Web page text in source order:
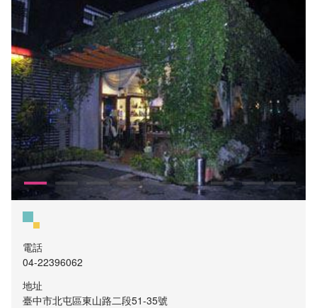
電話
04-22396062
地址
臺中市北屯區東山路二段51-35號